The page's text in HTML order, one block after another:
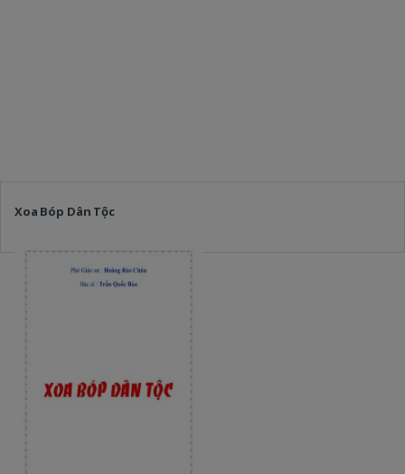
Xoa Bóp Dân Tộc